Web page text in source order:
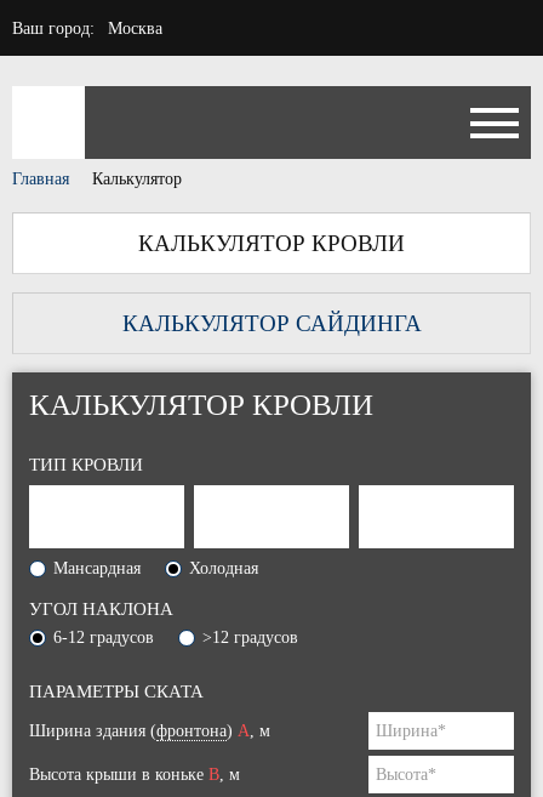
Ваш город: Москва
Главная Калькулятор
КАЛЬКУЛЯТОР КРОВЛИ
КАЛЬКУЛЯТОР САЙДИНГА
КАЛЬКУЛЯТОР КРОВЛИ
ТИП КРОВЛИ
Мансардная Холодная
УГОЛ НАКЛОНА
6-12 градусов >12 градусов
ПАРАМЕТРЫ СКАТА
Ширина здания (фронтона) A, м
Высота крыши в коньке B, м